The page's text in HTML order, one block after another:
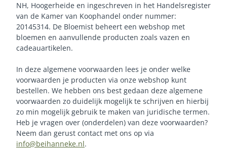
NH, Hoogerheide en ingeschreven in het Handelsregister
van de Kamer van Koophandel onder nummer:
20145314. De Bloemist beheert een webshop met
bloemen en aanvullende producten zoals vazen en
cadeauartikelen.
In deze algemene voorwaarden lees je onder welke
voorwaarden je producten via onze webshop kunt
bestellen. We hebben ons best gedaan deze algemene
voorwaarden zo duidelijk mogelijk te schrijven en hierbij
zo min mogelijk gebruik te maken van juridische termen.
Heb je vragen over (onderdelen) van deze voorwaarden?
Neem dan gerust contact met ons op via
info@beihanneke.nl.